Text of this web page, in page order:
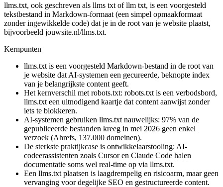
llms.txt, ook geschreven als llms txt of llm txt, is een voorgesteld
tekstbestand in Markdown-formaat (een simpel opmaakformaat
zonder ingewikkelde code) dat je in de root van je website plaatst,
bijvoorbeeld jouwsite.nl/llms.txt.
Kernpunten
llms.txt is een voorgesteld Markdown-bestand in de root van
je website dat AI-systemen een gecureerde, beknopte index
van je belangrijkste content geeft.
Het kernverschil met robots.txt: robots.txt is een verbodsbord,
llms.txt een uitnodigend kaartje dat content aanwijst zonder
iets te blokkeren.
AI-systemen gebruiken llms.txt nauwelijks: 97% van de
gepubliceerde bestanden kreeg in mei 2026 geen enkel
verzoek (Ahrefs, 137.000 domeinen).
De sterkste praktijkcase is ontwikkelaarstooling: AI-
codeerassistenten zoals Cursor en Claude Code halen
documentatie soms wel real-time op via llms.txt.
Een llms.txt plaatsen is laagdrempelig en risicoarm, maar geen
vervanging voor degelijke SEO en gestructureerde content.